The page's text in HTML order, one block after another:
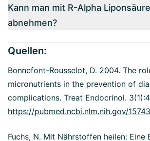
Kann man mit R-Alpha Liponsäure
abnehmen?
Quellen:
Bonnefont-Rousselot, D. 2004. The
micronutrients in the prevention of
complications. Treat Endocrinol.
https://pubmed.ncbi.nlm.nih.gov/
Fuchs, N. Mit Nährstoffen heilen: Eine